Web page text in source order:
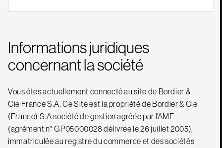
Informations juridiques
concernant la société
Vous êtes actuellement connecté au site de Bordier &
Cie France S.A. Ce Site est la propriété de Bordier & Cie
(France) S.A société de gestion agréée par l’AMF
(agrément n° GP05000028 délivrée le 26 juillet 2005),
immatriculée au registre du commerce et des sociétés